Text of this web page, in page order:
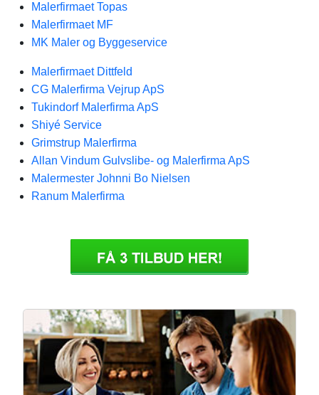
Malerfirmaet Topas
Malerfirmaet MF
MK Maler og Byggeservice
Malerfirmaet Dittfeld
CG Malerfirma Vejrup ApS
Tukindorf Malerfirma ApS
Shiyé Service
Grimstrup Malerfirma
Allan Vindum Gulvslibe- og Malerfirma ApS
Malermester Johnni Bo Nielsen
Ranum Malerfirma